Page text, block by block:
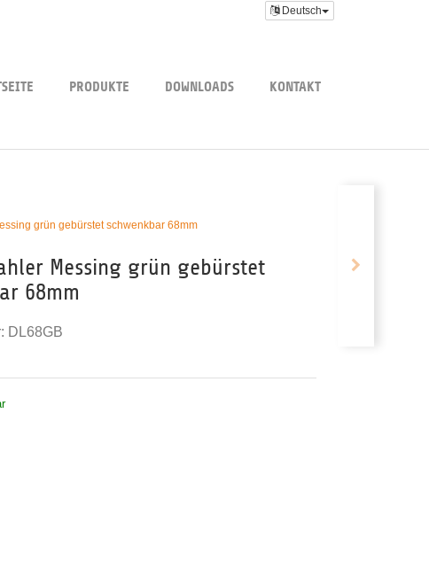
Deutsch
PRODUKTE DOWNLOADS KONTAKT
grün gebürstet schwenkbar 68mm
Messing grün gebürstet
68mm
DL68GB